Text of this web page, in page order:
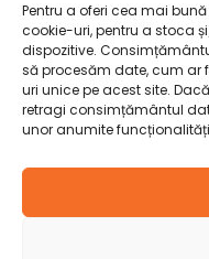
Pentru a oferi cea mai
cookie-uri, pentru a stoca
dispozitive.
să procesăm date, cum ar
uri unice pe acest site.
retragi consimțământul
unor anumite
© Stardoors.